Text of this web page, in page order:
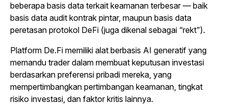
beberapa basis data terkait keamanan terbesar — baik
basis data audit kontrak pintar, maupun basis data
peretasan protokol DeFi (juga dikenal sebagai “rekt”).
Platform De.Fi memiliki alat berbasis AI generatif yang
memandu trader dalam membuat keputusan investasi
berdasarkan preferensi pribadi mereka, yang
mempertimbangkan pertimbangan keamanan, tingkat
risiko investasi, dan faktor kritis lainnya.